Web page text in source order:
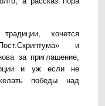
хочется
и
за приглашение,
и уж если не
победы над